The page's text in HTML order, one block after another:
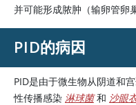
并可能形成脓肿（输卵管卵
PID的病因
PID是由于微生物从阴道和
性传播感染 淋球菌和 沙眼